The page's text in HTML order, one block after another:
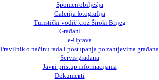
Spomen obilježja
Galerija fotografija
Turistički vodič kroz Široki Brijeg
Građani
e-Uprava
Pravilnik o načinu rada i postupanja po zahtjevima građana
Servis građana
Javni pristup informacijama
Dokumenti